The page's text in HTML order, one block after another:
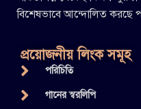
বিশেষভাবে আন্দোলিত করছে
প্রয়োজনীয় লিংক সমূহ
পরিচিতি
গানের স্বরলিপি